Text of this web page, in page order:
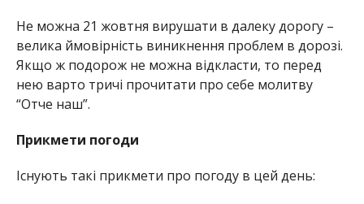
Не можна 21 жовтня вирушати в далеку дорогу –
велика ймовірність виникнення проблем в дорозі.
Якщо ж подорож не можна відкласти, то перед
нею варто тричі прочитати про себе молитву
“Отче наш”.
Прикмети погоди
Існують такі прикмети про погоду в цей день: